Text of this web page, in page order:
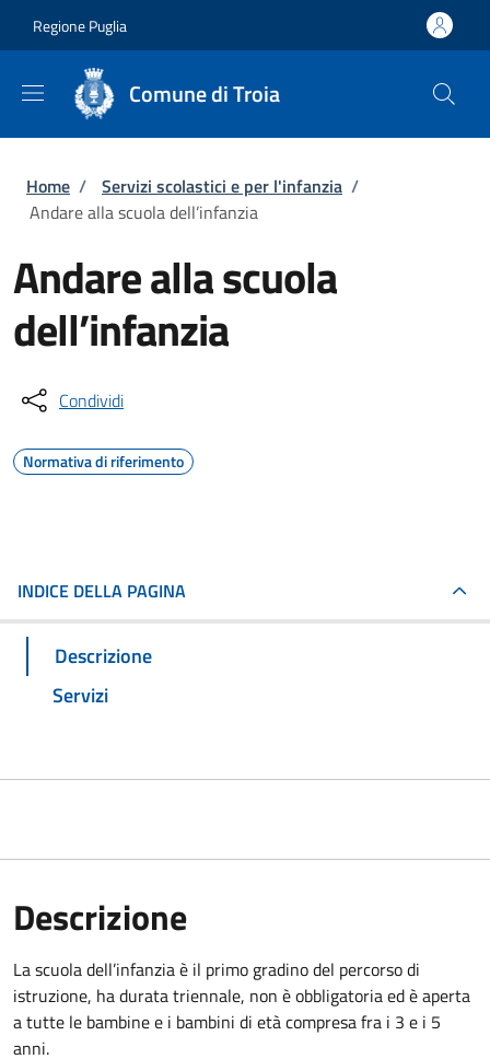
Regione Puglia
Comune di Troia
Briciole di pane
Home / Servizi scolastici e per l'infanzia /
Andare alla scuola dell’infanzia
Andare alla scuola
dell’infanzia
Condividi
Normativa di riferimento
INDICE DELLA PAGINA
Descrizione
Servizi
Descrizione
La scuola dell’infanzia è il primo gradino del percorso di
istruzione, ha durata triennale, non è obbligatoria ed è aperta
a tutte le bambine e i bambini di età compresa fra i 3 e i 5
anni.